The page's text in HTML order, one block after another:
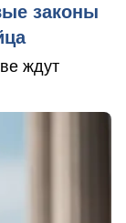
законы
ждут